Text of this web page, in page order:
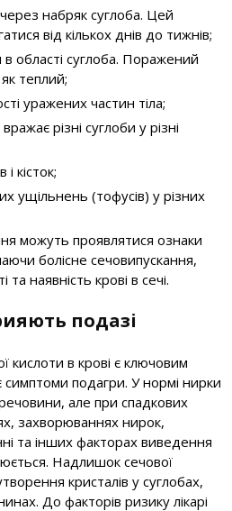
набряк суглоба. Цей
від кількох днів до тижнів;
області суглоба. Поражений
теплий;
уражених частин тіла;
різні суглоби у різні
кісток;
ущільнень (тофусів) у різних
можуть проявлятися ознаки
болісне сечовипускання,
та наявність крові в сечі.
подазі
кислоти в крові є ключовим
подагри. У нормі нирки
але при спадкових
захворюваннях нирок,
та інших факторах виведення
Надлишок сечової
кристалів у суглобах,
До факторів ризику лікарі